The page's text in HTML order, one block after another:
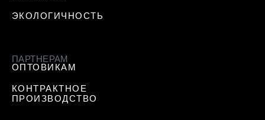
ЭКОЛОГИЧНОСТЬ
ПАРТНЕРАМ
ОПТОВИКАМ
КОНТРАКТНОЕ
ПРОИЗВОДСТВО